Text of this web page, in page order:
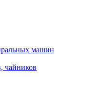
машин
чайников